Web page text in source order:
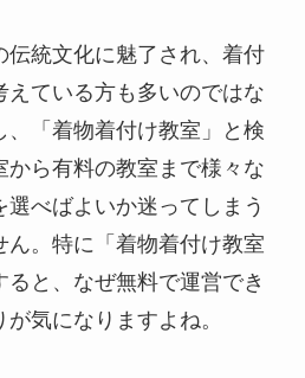
伝統文化に魅了され、着付
えている方も多いのではな
、「着物着付け教室」と検
から有料の教室まで様々な
べばよいか迷ってしまう
ん。特に「着物着付け教室
と、なぜ無料で運営でき
気になりますよね。